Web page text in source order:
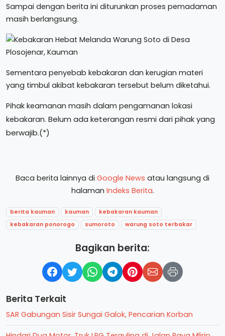
Sampai dengan berita ini diturunkan proses pemadaman
masih berlangsung.
Sementara penyebab kebakaran dan kerugian materi
yang timbul akibat kebakaran tersebut belum diketahui.
Pihak keamanan masih dalam pengamanan lokasi
kebakaran. Belum ada keterangan resmi dari pihak yang
berwajib.(*)
Baca berita lainnya di Google News atau langsung di
halaman Indeks Berita.
berita kauman kauman
kebakaran kauman
kebakaran ponorogo
sumoroto warung soto terbakar
Bagikan berita:
Berita Terkait
SAR Gabungan Sisir Sungai Galok, Pencarian Korban